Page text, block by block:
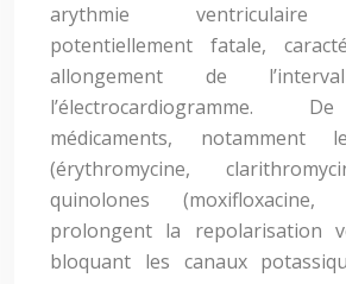
arythmie ventriculaire
potentiellement fatale,
allongement de
l’électrocardiogramme.
médicaments, notamment
(érythromycine,
quinolones (moxifloxacine,
prolongent la repolarisation
bloquant les canaux